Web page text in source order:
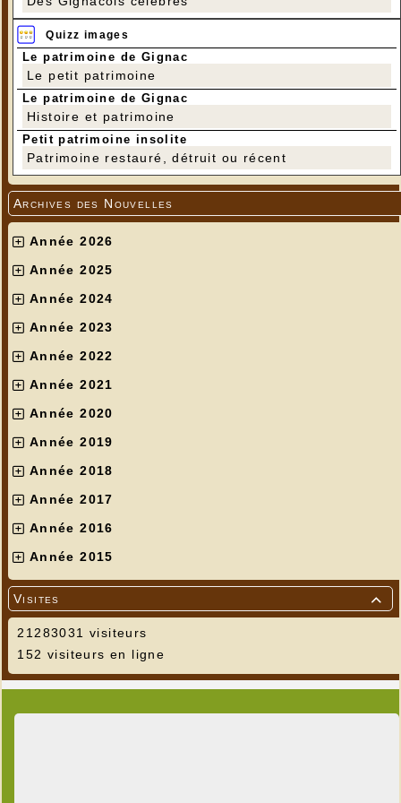
Quizz images
Le patrimoine de Gignac
Le petit patrimoine
Le patrimoine de Gignac
Histoire et patrimoine
Petit patrimoine insolite
Patrimoine restauré, détruit ou récent
Archives des Nouvelles
Année 2026
Année 2025
Année 2024
Année 2023
Année 2022
Année 2021
Année 2020
Année 2019
Année 2018
Année 2017
Année 2016
Année 2015

Visites
21283031 visiteurs
152 visiteurs en ligne